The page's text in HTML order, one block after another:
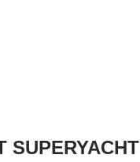
SUPERYACHT